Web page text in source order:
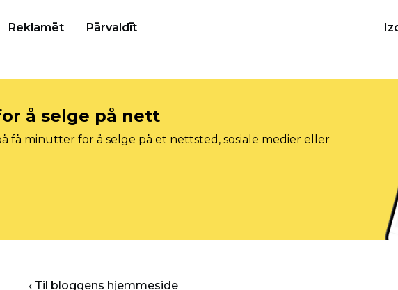
Reklamēt Pārvaldīt
å selge på nett
få minutter for å selge på et nettsted, sosiale medier eller
‹ Til bloggens hjemmeside